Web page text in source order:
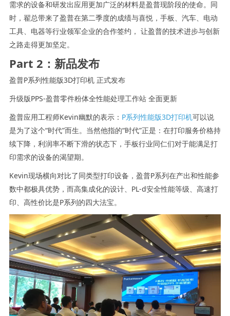
需求的设备和研发出应用更加广泛的材料是盈普现阶段的使命。同
时，翟总带来了盈普在第二季度的成绩与喜悦，手板、汽车、电动
工具、电器等行业领军企业的合作签约， 让盈普的技术进步与创新
之路走得更加坚定。
Part 2：新品发布
盈普P系列性能版3D打印机 正式发布
升级版PPS-盈普零件粉体全性能处理工作站 全面更新
盈普应用工程师Kevin幽默的表示： P系列性能版3D打印机可以说
是为了这个“时代”而生。当然他指的“时代”正是：在打印服务价格持
续下降，利润率不断下滑的状态下，手板行业同仁们对于能满足打
印需求的设备的渴望期。
Kevin现场横向对比了同类型打印设备，盈普P系列在产出和性能参
数中都极具优势，而高集成化的设计、PL-d安全性能等级、高速打
印、高性价比是P系列的四大法宝。